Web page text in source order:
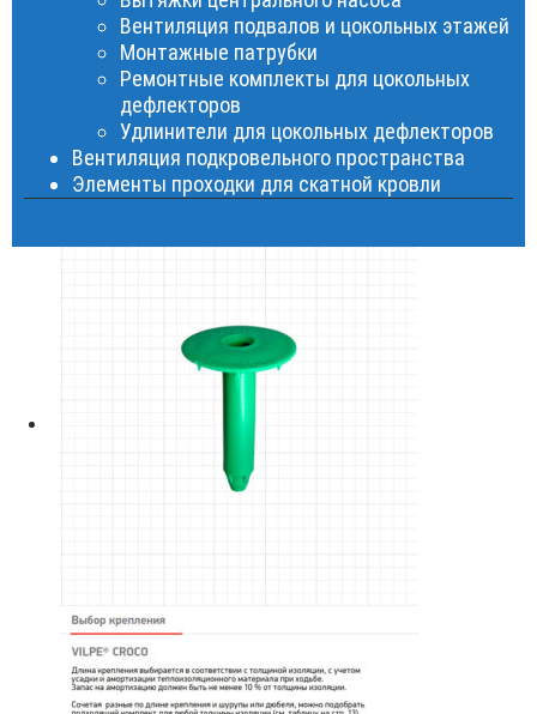
Вентиляция подвалов и цокольных этажей
Монтажные патрубки
Ремонтные комплекты для цокольных
дефлекторов
Удлинители для цокольных дефлекторов
Вентиляция подкровельного пространства
Элементы проходки для скатной кровли